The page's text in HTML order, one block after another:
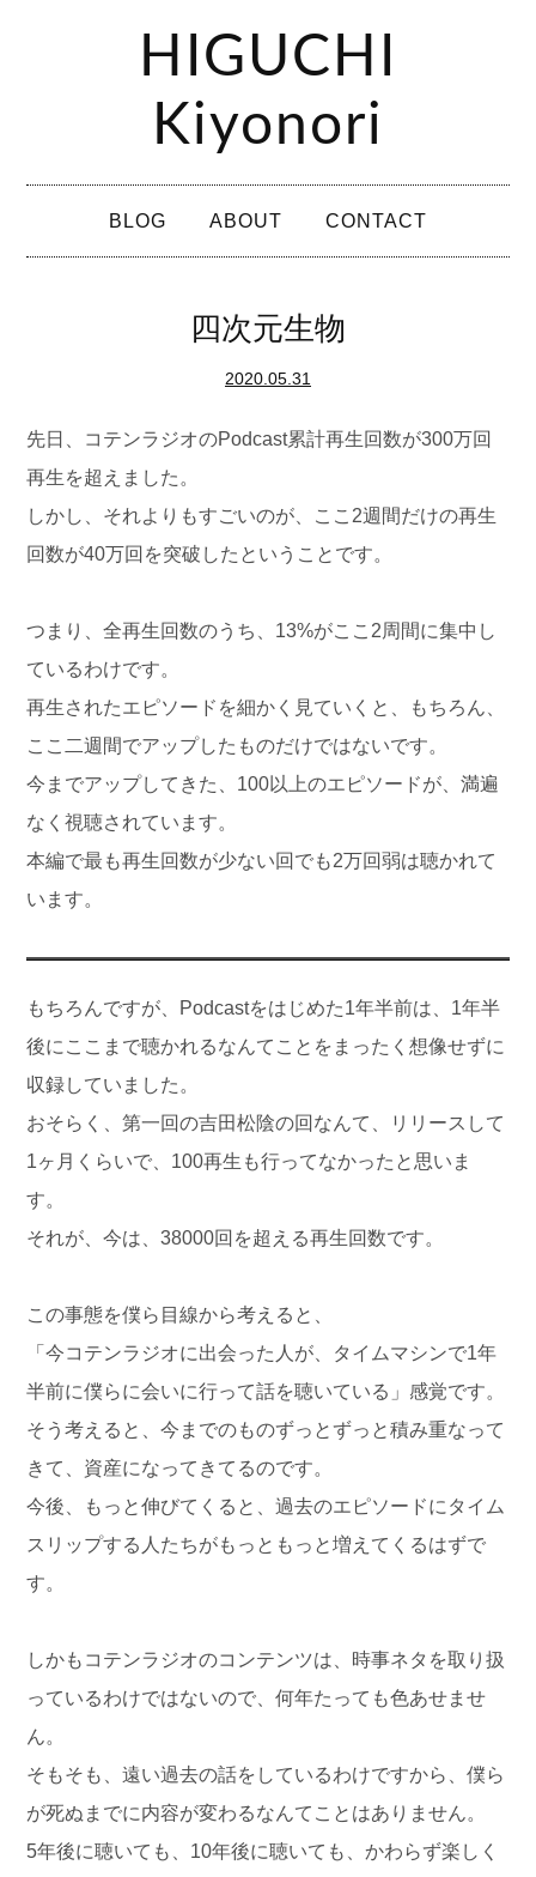
HIGUCHI
Kiyonori
イ
ー
BLOG ABOUT CONTACT
四次元生物
2020.05.31
先日、コテンラジオのPodcast累計再生回数が300万回
再生を超えました。
しかし、それよりもすごいのが、ここ2週間だけの再生
回数が40万回を突破したということです。
つまり、全再生回数のうち、13%がここ2周間に集中し
ているわけです。
再生されたエピソードを細かく見ていくと、もちろん、
ここ二週間でアップしたものだけではないです。
今までアップしてきた、100以上のエピソードが、満遍
なく視聴されています。
本編で最も再生回数が少ない回でも2万回弱は聴かれて
います。
もちろんですが、Podcastをはじめた1年半前は、1年半
後にここまで聴かれるなんてことをまったく想像せずに
収録していました。
おそらく、第一回の吉田松陰の回なんて、リリースして
1ヶ月くらいで、100再生も行ってなかったと思いま
す。
それが、今は、38000回を超える再生回数です。
この事態を僕ら目線から考えると、
「今コテンラジオに出会った人が、タイムマシンで1年
半前に僕らに会いに行って話を聴いている」感覚です。
そう考えると、今までのものずっとずっと積み重なって
きて、資産になってきてるのです。
今後、もっと伸びてくると、過去のエピソードにタイム
スリップする人たちがもっともっと増えてくるはずで
す。
しかもコテンラジオのコンテンツは、時事ネタを取り扱
っているわけではないので、何年たっても色あせませ
ん。
そもそも、遠い過去の話をしているわけですから、僕ら
が死ぬまでに内容が変わるなんてことはありません。
5年後に聴いても、10年後に聴いても、かわらず楽しく